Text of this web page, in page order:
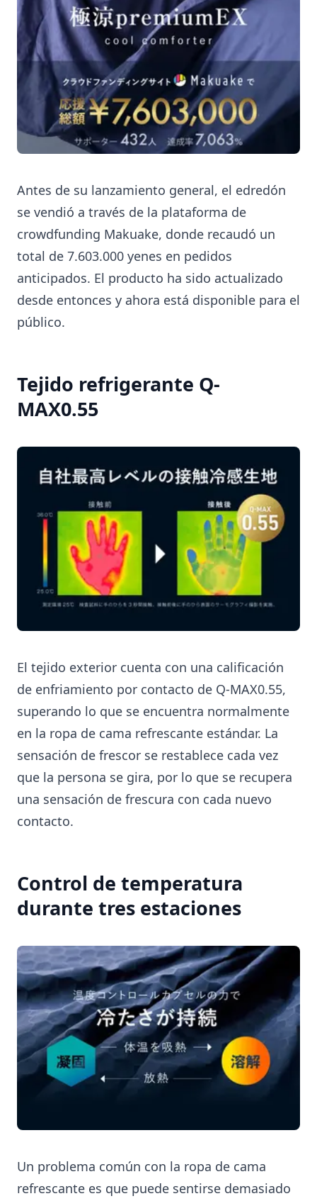
Antes de su lanzamiento general, el edredón
se vendió a través de la plataforma de
crowdfunding Makuake, donde recaudó un
total de 7.603.000 yenes en pedidos
anticipados. El producto ha sido actualizado
desde entonces y ahora está disponible para el
público.
Tejido refrigerante Q-
MAX0.55
El tejido exterior cuenta con una calificación
de enfriamiento por contacto de Q-MAX0.55,
superando lo que se encuentra normalmente
en la ropa de cama refrescante estándar. La
sensación de frescor se restablece cada vez
que la persona se gira, por lo que se recupera
una sensación de frescura con cada nuevo
contacto.
Control de temperatura
durante tres estaciones
Un problema común con la ropa de cama
refrescante es que puede sentirse demasiado